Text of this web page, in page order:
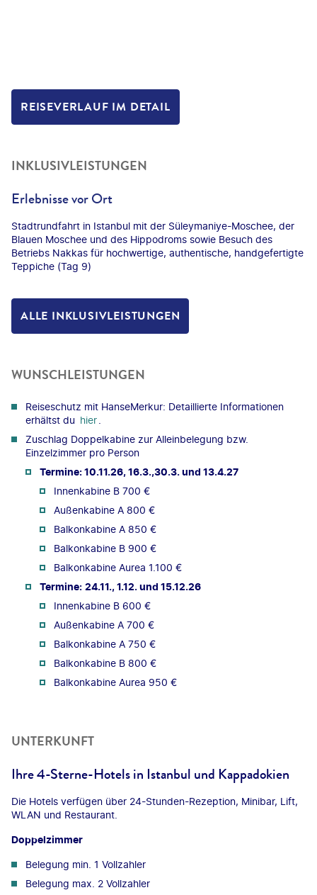
REISEVERLAUF IM DETAIL
INKLUSIVLEISTUNGEN
Erlebnisse vor Ort
Stadtrundfahrt in Istanbul mit der Süleymaniye-Moschee, der
Blauen Moschee und des Hippodroms sowie Besuch des
Betriebs Nakkas für hochwertige, authentische, handgefertigte
Teppiche (Tag 9)
ALLE INKLUSIVLEISTUNGEN
WUNSCHLEISTUNGEN
Reiseschutz mit HanseMerkur: Detaillierte Informationen
erhältst du hier
Zuschlag Doppelkabine zur Alleinbelegung bzw.
Einzelzimmer pro Person
Termine: 10.11.26, 16.3.,30.3. und 13.4.27
Innenkabine B 700 €
Außenkabine A 800 €
Balkonkabine A 850 €
Balkonkabine B 900 €
Balkonkabine Aurea 1.100 €
Termine: 24.11., 1.12. und 15.12.26
Innenkabine B 600 €
Außenkabine A 700 €
Balkonkabine A 750 €
Balkonkabine B 800 €
Balkonkabine Aurea 950 €
UNTERKUNFT
Ihre 4-Sterne-Hotels in Istanbul und Kappadokien
Die Hotels verfügen über 24-Stunden-Rezeption, Minibar, Lift,
WLAN und Restaurant.
Doppelzimmer
Belegung min. 1 Vollzahler
Belegung max. 2 Vollzahler